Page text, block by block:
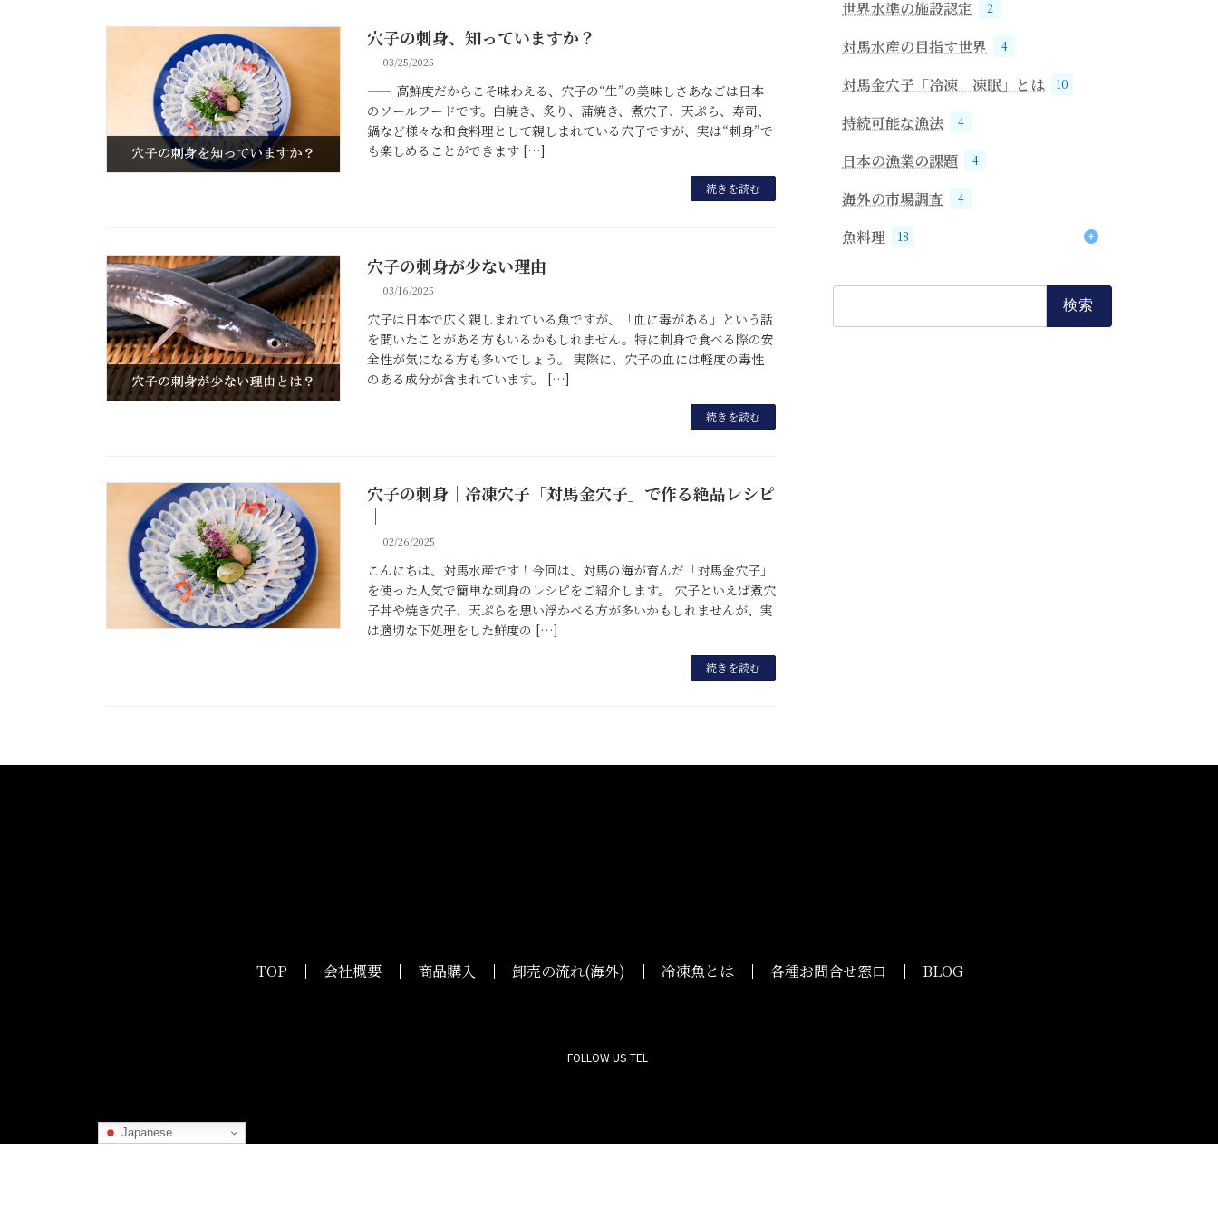
穴子の刺身、知っていますか？
03/25/2025
—— 高鮮度だからこそ味わえる、穴子の“生”の美味しさあなごは日本
のソールフードです。白焼き、炙り、蒲焼き、煮穴子、天ぷら、寿司、
鍋など様々な和食料理として親しまれている穴子ですが、実は“刺身”で
も楽しめることができます […]
続きを読む
穴子 穴子の刺身が少ない理由
03/16/2025
穴子は日本で広く親しまれている魚ですが、「血に毒がある」という話
を聞いたことがある方もいるかもしれません。特に刺身で食べる際の安
全性が気になる方も多いでしょう。 実際に、穴子の血には軽度の毒性
のある成分が含まれています。 […]
続きを読む
穴子の刺身｜冷凍穴子「対馬金穴子」で作る絶品レシピ
｜
02/26/2025
こんにちは、対馬水産です！今回は、対馬の海が育んだ「対馬金穴子」
を使った人気で簡単な刺身のレシピをご紹介します。 穴子といえば煮穴
子丼や焼き穴子、天ぷらを思い浮かべる方が多いかもしれませんが、実
は適切な下処理をした鮮度の […]
続きを読む
世界水準の施設認定 2
対馬水産の目指す世界 4
対馬金穴子「冷凍 凍眠」とは 10
持続可能な漁法 4
日本の漁業の課題 4
海外の市場調査 4
魚料理 18
TOP 会社概要 商品購入 卸売の流れ(海外) 冷凍魚とは 各種お問合せ窓口 BLOG
FOLLOW US TEL
Japanese